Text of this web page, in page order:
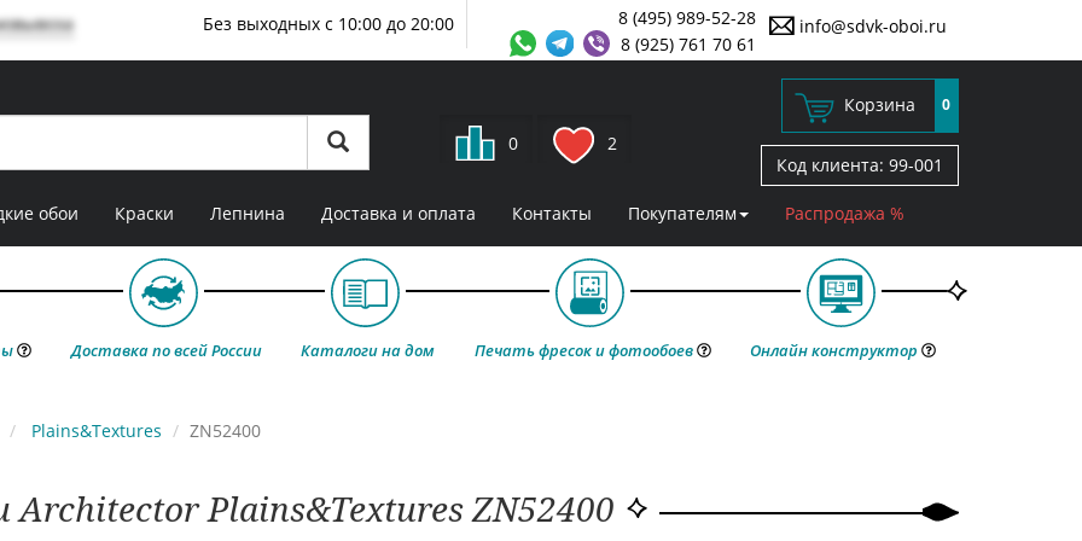
info@sdvk-oboi.ru
8 (495) 989-52-28
8 (925) 761 70 61
Без выходных с 10:00 до 20:00
0 2
Корзина 0
Код клиента: 99-001
обои Краски Лепнина Доставка и оплата Контакты Покупателям Распродажа %
Доставка по всей России Каталоги на дом Печать фресок и фотообоев Онлайн конструктор
Plains&Textures ZN52400
Architector Plains&Textures ZN52400